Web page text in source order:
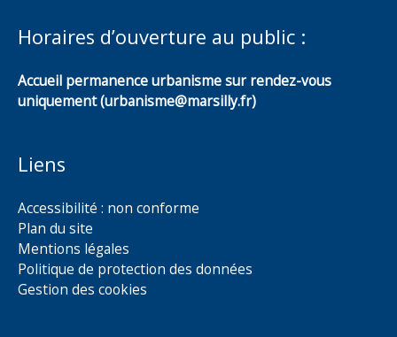
Horaires d’ouverture au public :
Accueil permanence urbanisme sur rendez-vous
uniquement (urbanisme@marsilly.fr)
Liens
Accessibilité : non conforme
Plan du site
Mentions légales
Politique de protection des données
Gestion des cookies